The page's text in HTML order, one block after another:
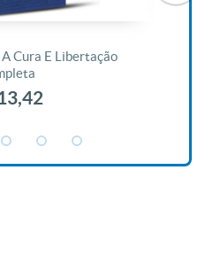
Cura E Libertação